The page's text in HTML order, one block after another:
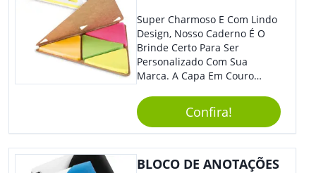
Super Charmoso E Com Lindo
Design, Nosso Caderno É O
Brinde Certo Para Ser
Personalizado Com Sua
Marca. A Capa Em Couro
Elástico Permite Maior
Segurança Ao Carregá-Lo.
Ofereça A Seus Clientes E
Colaboradores, Sem Dúvidas
Eles Irão Adorar.
Confira!
BLOCO DE ANOTAÇÕES